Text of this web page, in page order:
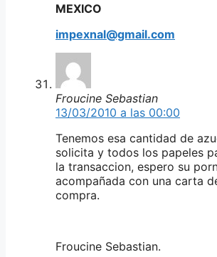
MEXICO
impexnal@gmail.com
Froucine Sebastian
13/03/2010 a las 00:00
Tenemos esa cantidad de
solicita y todos los papeles
la transaccion, espero su
acompañada con una carta
compra.
Froucine Sebastian.